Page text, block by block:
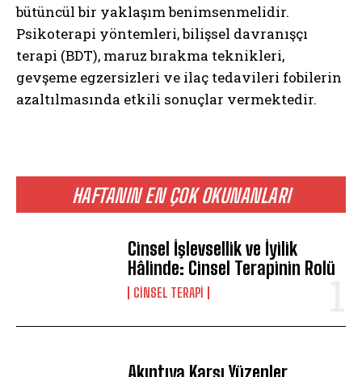
HAFTANIN EN ÇOK OKUNANLARI
Cinsel İşlevsellik ve İyilik
Hâlinde: Cinsel Terapinin Rolü
CINSEL TERAPI
Akıntıya Karşı Yüzenler
bütüncül bir yaklaşım benimsenmelidir.
Psikoterapi yöntemleri, bilişsel davranışçı
terapi (BDT), maruz bırakma teknikleri,
gevşeme egzersizleri ve ilaç tedavileri fobilerin
azaltılmasında etkili sonuçlar vermektedir.